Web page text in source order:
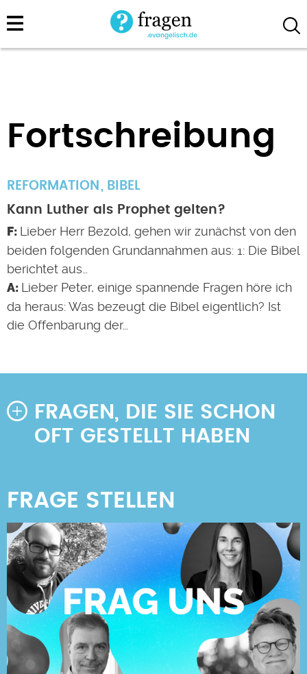
Direkt
zum
Fortschreibung
REFORMATION
BIBEL
Kann Luther als Prophet gelten?
Lieber Herr Bezold, gehen wir zunächst von den
beiden folgenden Grundannahmen aus: 1: Die Bibel
berichtet aus…
Lieber Peter, einige spannende Fragen höre ich
da heraus: Was bezeugt die Bibel eigentlich? Ist
die Offenbarung der…
FRAGEN, DIE SIE SCHON
OFT GESTELLT HABEN